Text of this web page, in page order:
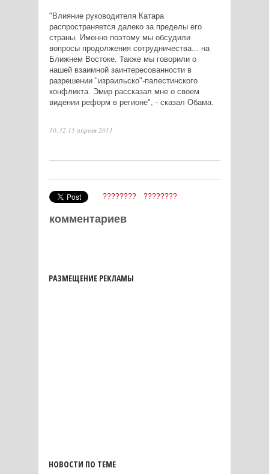
"Влияние руководителя Катара
распространяется далеко за пределы его
страны. Именно поэтому мы обсудили
вопросы продолжения сотрудничества... на
Ближнем Востоке. Также мы говорили о
нашей взаимной заинтересованности в
разрешении "израильско"-палестинского
конфликта. Эмир рассказал мне о своем
видении реформ в регионе", - сказал Обама.
10:32 15 апреля 2011
???????? ????????
комментариев
РАЗМЕЩЕНИЕ РЕКЛАМЫ
НОВОСТИ ПО ТЕМЕ